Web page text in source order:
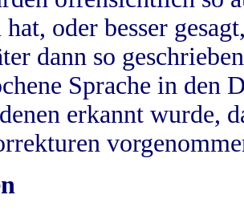
hat, oder besser
dann so
Sprache in
erkannt wurde,